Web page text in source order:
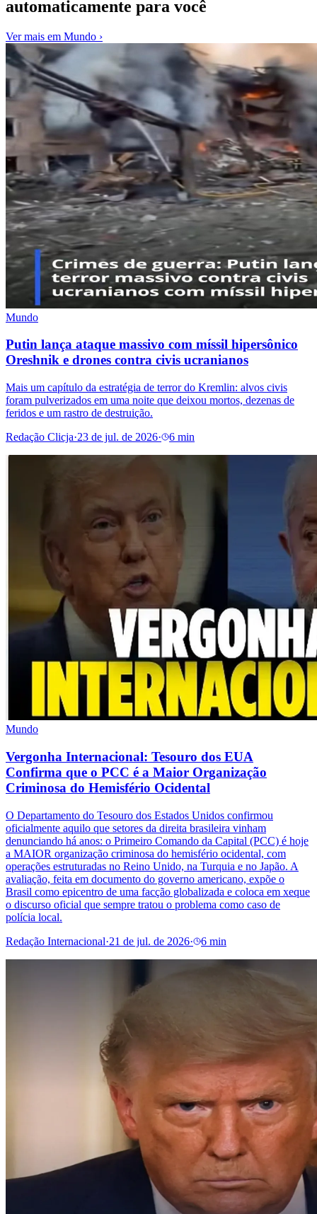
automaticamente para você
Ver mais em Mundo ›
Mundo
Putin lança ataque massivo com míssil hipersônico
Oreshnik e drones contra civis ucranianos
Mais um capítulo da estratégia de terror do Kremlin: alvos civis
foram pulverizados em uma noite que deixou mortos, dezenas de
feridos e um rastro de destruição.
Redação Clicja·23 de jul. de 2026· 6 min
Mundo
Vergonha Internacional: Tesouro dos EUA
Confirma que o PCC é a Maior Organização
Criminosa do Hemisfério Ocidental
O Departamento do Tesouro dos Estados Unidos confirmou
oficialmente aquilo que setores da direita brasileira vinham
denunciando há anos: o Primeiro Comando da Capital (PCC) é hoje
a MAIOR organização criminosa do hemisfério ocidental, com
operações estruturadas no Reino Unido, na Turquia e no Japão. A
avaliação, feita em documento do governo americano, expõe o
Brasil como epicentro de uma facção globalizada e coloca em xeque
o discurso oficial que sempre tratou o problema como caso de
polícia local.
Redação Internacional·21 de jul. de 2026· 6 min